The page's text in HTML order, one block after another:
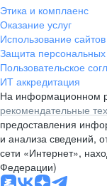
Этика и комплаенс
Оказание услуг
Использование сайтов
Защита
Пользовательское
ИТ аккредитация
На информационном
рекомендательные
предоставления
и анализа сведений,
сети «Интернет»,
Федерации)